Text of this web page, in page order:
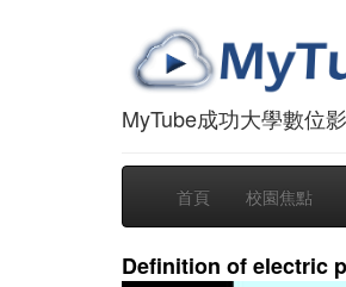
MyTube成功大學數位
首頁 校園焦點
Definition of electric